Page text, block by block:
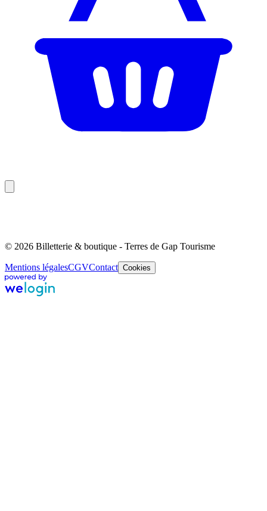
© 2026 Billetterie & boutique - Terres de Gap Tourisme
Mentions légalesCGVContact Cookies